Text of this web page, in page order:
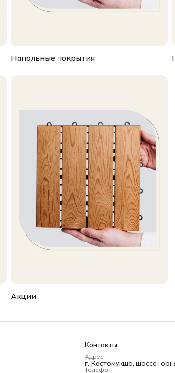
Напольные покрытия
Акции
Контакты
Адрес
г. Костомукша, шоссе
Телефон